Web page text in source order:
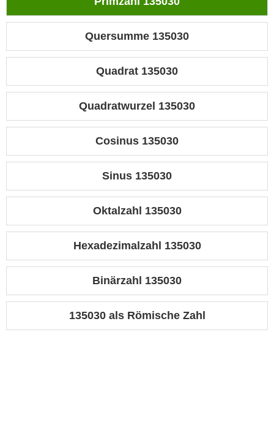
Quersumme 135030
Quadrat 135030
Quadratwurzel 135030
Cosinus 135030
Sinus 135030
Oktalzahl 135030
Hexadezimalzahl 135030
Binärzahl 135030
135030 als Römische Zahl